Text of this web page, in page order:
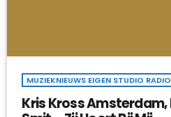
MUZIEKNIEUWS EIGEN STUDIO RADIO
Kris Kross Amsterdam,